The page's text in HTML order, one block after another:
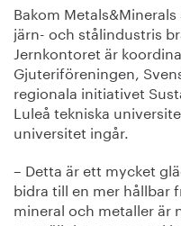
Bakom
järn- och stålindustris
Jernkontoret är
Gjuteriföreningen,
regionala initiativet
Luleå tekniska
universitet ingår.
– Detta är ett mycket
bidra till en mer hållbar
mineral och metaller är